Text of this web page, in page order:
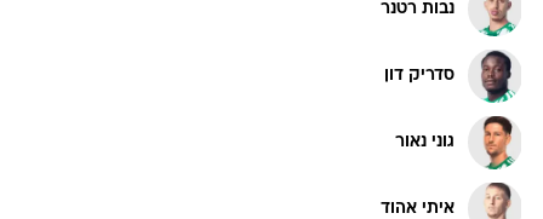
נבות רטנר
סדריק דון
גוני נאור
איתי אהוד